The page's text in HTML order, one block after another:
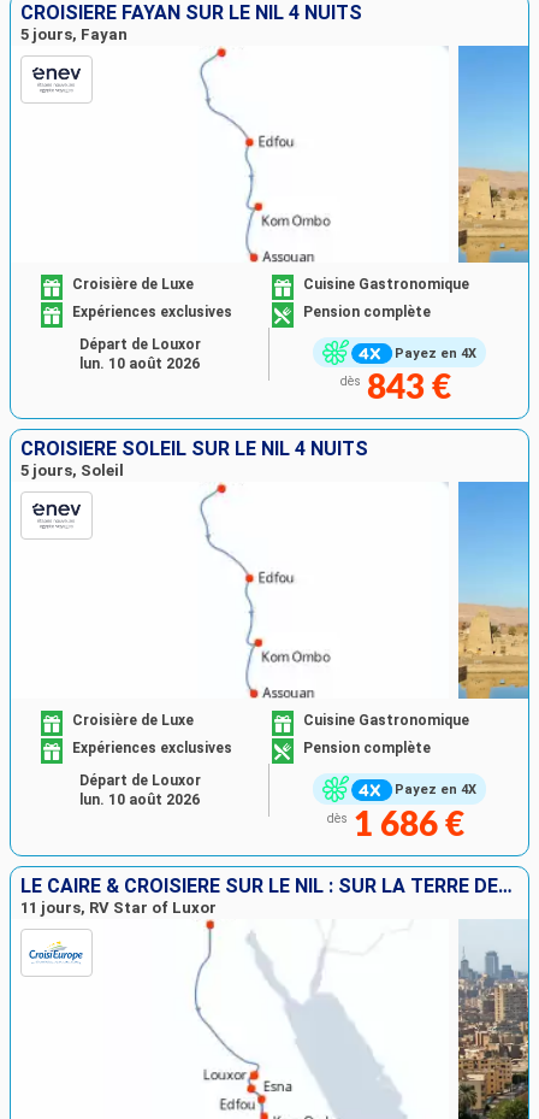
CROISIÈRE FAYAN SUR LE NIL 4 NUITS
5 jours, Fayan
Payez en 4X
Croisière de Luxe
Cuisine Gastronomique
Expériences exclusives
Pension complète
dès 843 €
Départ de Louxor
lun. 10 août 2026
CROISIÈRE SOLEIL SUR LE NIL 4 NUITS
5 jours, Soleil
Payez en 4X
Croisière de Luxe
Cuisine Gastronomique
Expériences exclusives
Pension complète
dès 1 686 €
Départ de Louxor
lun. 10 août 2026
LE CAIRE & CROISIÈRE SUR LE NIL : SUR LA TERRE DES PHARAONS
11 jours, RV Star of Luxor